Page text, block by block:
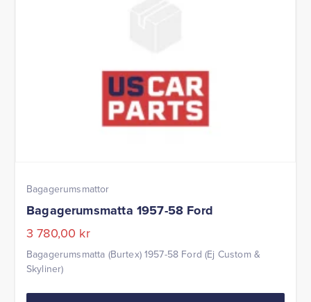
Bagagerumsmattor
Bagagerumsmatta 1957-58 Ford
3 780,00 kr
Bagagerumsmatta (Burtex) 1957-58 Ford (Ej Custom &
Skyliner)